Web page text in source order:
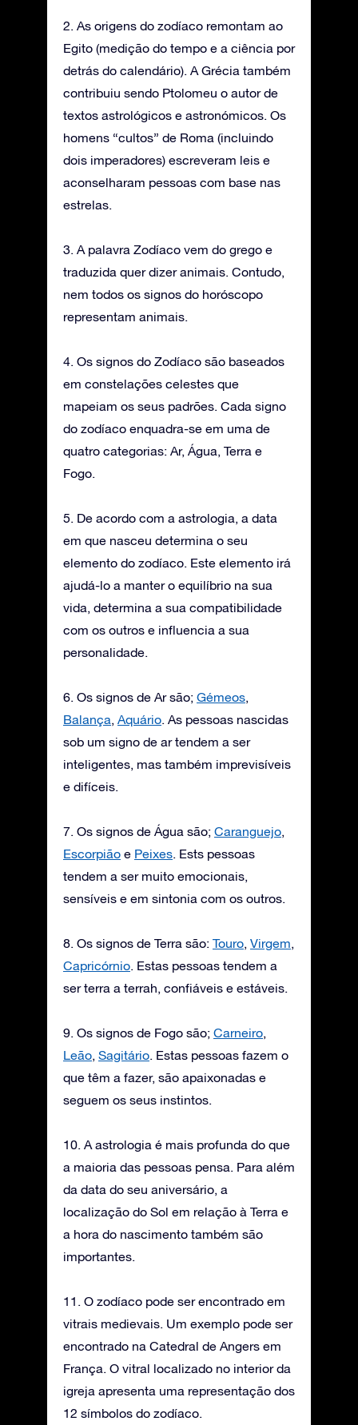
2. As origens do zodíaco remontam ao
Egito (medição do tempo e a ciência por
detrás do calendário). A Grécia também
contribuiu sendo Ptolomeu o autor de
textos astrológicos e astronómicos. Os
homens “cultos” de Roma (incluindo
dois imperadores) escreveram leis e
aconselharam pessoas com base nas
estrelas.
3. A palavra Zodíaco vem do grego e
traduzida quer dizer animais. Contudo,
nem todos os signos do horóscopo
representam animais.
4. Os signos do Zodíaco são baseados
em constelações celestes que
mapeiam os seus padrões. Cada signo
do zodíaco enquadra-se em uma de
quatro categorias: Ar, Água, Terra e
Fogo.
5. De acordo com a astrologia, a data
em que nasceu determina o seu
elemento do zodíaco. Este elemento irá
ajudá-lo a manter o equilíbrio na sua
vida, determina a sua compatibilidade
com os outros e influencia a sua
personalidade.
6. Os signos de Ar são; Gémeos,
Balança, Aquário. As pessoas nascidas
sob um signo de ar tendem a ser
inteligentes, mas também imprevisíveis
e difíceis.
7. Os signos de Água são; Caranguejo,
Escorpião e Peixes. Ests pessoas
tendem a ser muito emocionais,
sensíveis e em sintonia com os outros.
8. Os signos de Terra são: Touro, Virgem,
Capricórnio. Estas pessoas tendem a
ser terra a terrah, confiáveis e estáveis.
9. Os signos de Fogo são; Carneiro,
Leão, Sagitário. Estas pessoas fazem o
que têm a fazer, são apaixonadas e
seguem os seus instintos.
10. A astrologia é mais profunda do que
a maioria das pessoas pensa. Para além
da data do seu aniversário, a
localização do Sol em relação à Terra e
a hora do nascimento também são
importantes.
11. O zodíaco pode ser encontrado em
vitrais medievais. Um exemplo pode ser
encontrado na Catedral de Angers em
França. O vitral localizado no interior da
igreja apresenta uma representação dos
12 símbolos do zodíaco.